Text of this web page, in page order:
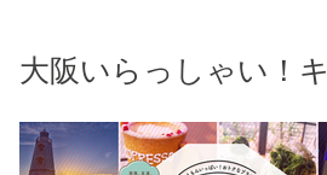
大阪いらっしゃい！